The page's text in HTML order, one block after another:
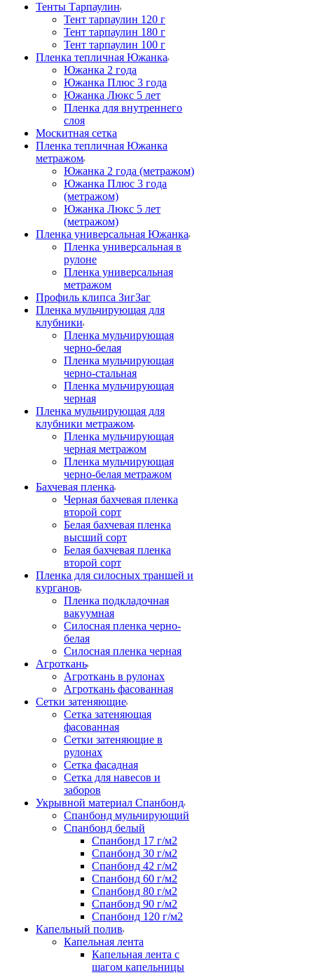
Тенты Тарпаулин
Тент тарпаулин 120 г
Тент тарпаулин 180 г
Тент тарпаулин 100 г
Пленка тепличная Южанка
Южанка 2 года
Южанка Плюс 3 года
Южанка Люкс 5 лет
Пленка для внутреннего
слоя
Москитная сетка
Пленка тепличная Южанка
метражом
Южанка 2 года (метражом)
Южанка Плюс 3 года
(метражом)
Южанка Люкс 5 лет
(метражом)
Пленка универсальная Южанка
Пленка универсальная в
рулоне
Пленка универсальная
метражом
Профиль клипса ЗигЗаг
Пленка мульчирующая для
клубники
Пленка мульчирующая
черно-белая
Пленка мульчирующая
черно-стальная
Пленка мульчирующая
черная
Пленка мульчирующая для
клубники метражом
Пленка мульчирующая
черная метражом
Пленка мульчирующая
черно-белая метражом
Бахчевая пленка
Черная бахчевая пленка
второй сорт
Белая бахчевая пленка
высший сорт
Белая бахчевая пленка
второй сорт
Пленка для силосных траншей и
курганов
Пленка подкладочная
вакуумная
Силосная пленка черно-
белая
Силосная пленка черная
Агроткань
Агроткань в рулонах
Агроткань фасованная
Сетки затеняющие
Сетка затеняющая
фасованная
Сетки затеняющие в
рулонах
Сетка фасадная
Сетка для навесов и
заборов
Укрывной материал Спанбонд
Спанбонд мульчирующий
Спанбонд белый
Спанбонд 17 г/м2
Спанбонд 30 г/м2
Спанбонд 42 г/м2
Спанбонд 60 г/м2
Спанбонд 80 г/м2
Спанбонд 90 г/м2
Спанбонд 120 г/м2
Капельный полив
Капельная лента
Капельная лента с
шагом капельницы